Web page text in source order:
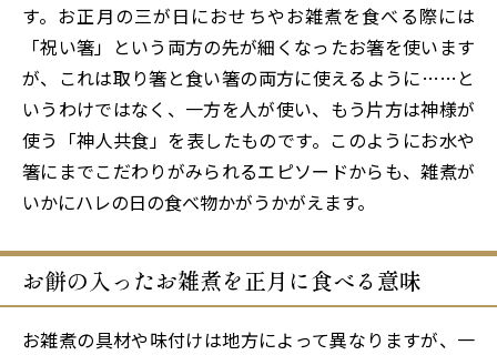
す。お正月の三が日におせちやお雑煮を食べる際には
「祝い箸」という両方の先が細くなったお箸を使います
が、これは取り箸と食い箸の両方に使えるように……と
いうわけではなく、一方を人が使い、もう片方は神様が
使う「神人共食」を表したものです。このようにお水や
箸にまでこだわりがみられるエピソードからも、雑煮が
いかにハレの日の食べ物かがうかがえます。
お餅の入ったお雑煮を正月に食べる意味
お雑煮の具材や味付けは地方によって異なりますが、一